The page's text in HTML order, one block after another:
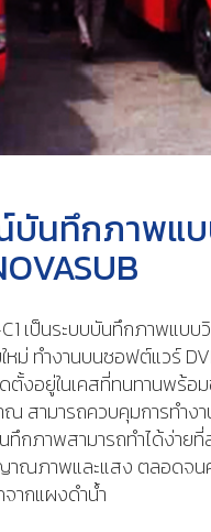
นทึกภาพแบ
เป็นระบบบันทึกภาพแบ
หม่ ทำงานบนซอฟต์แวร์
ดตั้งอยู่ในเคสที่ทนทานพร้
ามารถควบคุมการทำงา
นทึกภาพสามารถทำได้ง่า
ณภาพและแสง ตลอดจนค
ากแผงดำน้ำ